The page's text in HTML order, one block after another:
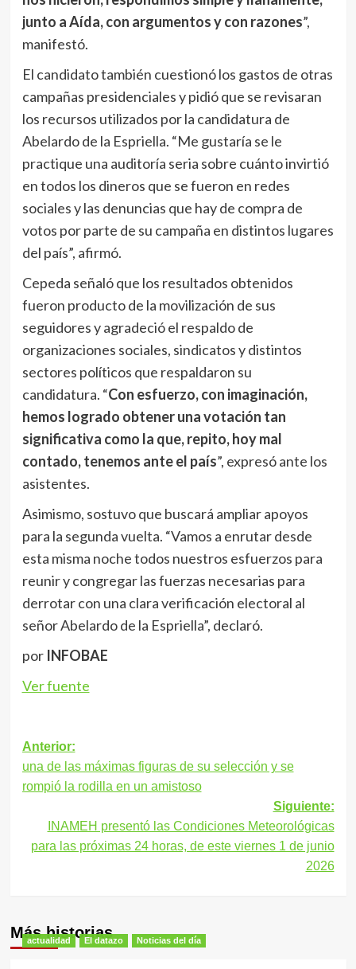
junto a Aída, con argumentos y con razones”,
manifestó.
El candidato también cuestionó los gastos de otras
campañas presidenciales y pidió que se revisaran
los recursos utilizados por la candidatura de
Abelardo de la Espriella. “Me gustaría se le
practique una auditoría seria sobre cuánto invirtió
en todos los dineros que se fueron en redes
sociales y las denuncias que hay de compra de
votos por parte de su campaña en distintos lugares
del país”, afirmó.
Cepeda señaló que los resultados obtenidos
fueron producto de la movilización de sus
seguidores y agradeció el respaldo de
organizaciones sociales, sindicatos y distintos
sectores políticos que respaldaron su
candidatura. “Con esfuerzo, con imaginación,
hemos logrado obtener una votación tan
significativa como la que, repito, hoy mal
contado, tenemos ante el país”, expresó ante los
asistentes.
Asimismo, sostuvo que buscará ampliar apoyos
para la segunda vuelta. “Vamos a enrutar desde
esta misma noche todos nuestros esfuerzos para
reunir y congregar las fuerzas necesarias para
derrotar con una clara verificación electoral al
señor Abelardo de la Espriella”, declaró.
por INFOBAE
Ver fuente
Navegación
de
entradas
Anterior:
una de las máximas figuras de su selección y se
rompió la rodilla en un amistoso
Siguiente:
INAMEH presentó las Condiciones Meteorológicas
para las próximas 24 horas, de este viernes 1 de junio
2026
Más historias
actualidad El datazo Noticias del día